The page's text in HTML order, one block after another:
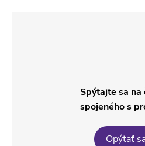
Spýtajte sa na
spojeného s
Opýtať